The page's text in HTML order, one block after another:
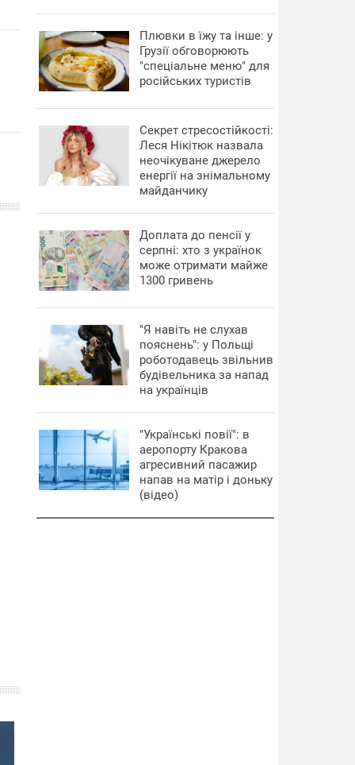
Плювки в їжу та інше: у
Грузії обговорюють
"спеціальне меню" для
російських туристів
Секрет стресостійкості:
Леся Нікітюк назвала
неочікуване джерело
енергії на знімальному
майданчику
Доплата до пенсії у
серпні: хто з українок
може отримати майже
1300 гривень
"Я навіть не слухав
пояснень": у Польщі
роботодавець звільнив
будівельника за напад
на українців
"Українські повії": в
аеропорту Кракова
агресивний пасажир
напав на матір і доньку
(відео)